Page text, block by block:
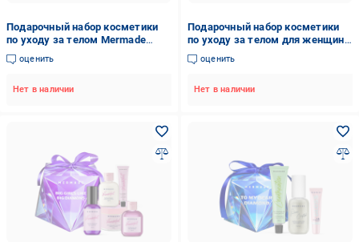
Подарочный набор косметики
по уходу за телом Mermade
Diamond You're a Real Gem 3в1
оценить
Нет в наличии
Подарочный набор косметики
по уходу за телом для женщин
Mermade Magic Unicorn Party
оценить
Нет в наличии